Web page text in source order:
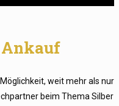
Ankauf
weit mehr als nur
beim Thema Silber